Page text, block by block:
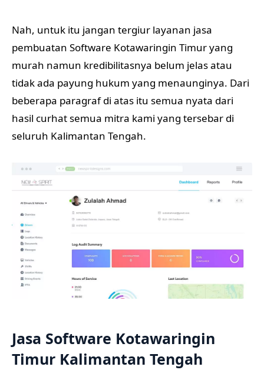
Nah, untuk itu jangan tergiur layanan jasa
pembuatan Software Kotawaringin Timur yang
murah namun kredibilitasnya belum jelas atau
tidak ada payung hukum yang menaunginya. Dari
beberapa paragraf di atas itu semua nyata dari
hasil curhat semua mitra kami yang tersebar di
seluruh Kalimantan Tengah.
Jasa Software Kotawaringin
Timur Kalimantan Tengah